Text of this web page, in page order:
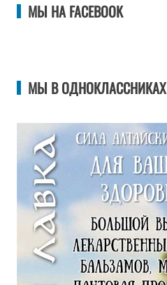
МЫ НА FACEBOOK
МЫ В ОДНОКЛАССНИКАХ